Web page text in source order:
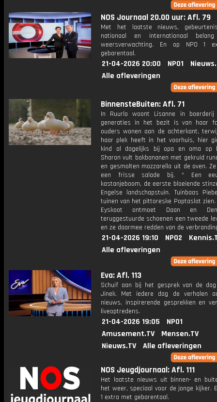
NOS Journaal 20.00 uur: Afl. 79
Met het laatste nieuws,
nationaal en internationaal
weersverwachting. En op NPO 1
gebarentaal.
21-04-2026 20:00 NPO1
Alle afleveringen
BinnensteBuiten: Afl. 71
In Ruurlo woont Lisanne in
generaties in het bezit is van haar
ouders wonen aan de achterkant,
haar plek heeft in het voorhuis, hier
kind al dagelijks bij opa en oma op
Sharon vult bakbananen met gekruid
en gesmolten mozzarella uit de oven.
een frisse salade bij. * Een
kastanjeboom, de eerste bloeiende
Engelse landschapstuin. Tuinbaas
tuinen van het pittoreske Poptaslot zien.
Eyskoot ontmoet Daan en
teruggestuurde schoenen een tweede
en ze daarmee redden van de
21-04-2026 19:10 NPO2
Alle afleveringen
Eva: Afl. 113
Schuif aan bij het gesprek van de
Jinek. Met iedere dag de verhalen
nieuws, inspirerende gesprekken en
liveoptredens.
21-04-2026 19:05
NPO1
Amusement.TV
Mensen.TV
Nieuws.TV
Alle afleveringen
NOS Jeugdjournaal: Afl. 111
Het laatste nieuws uit binnen- en
het weer, speciaal voor de jonge kijker.
1 extra met gebarentaal.